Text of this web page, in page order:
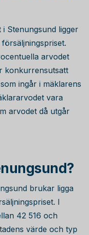
i Stenungsund ligger
arvodet
konkurrensutsatt
ingår i mäklarens
vara
arvodet då utgår
brukar ligga
I
42 516 och
värde och typ